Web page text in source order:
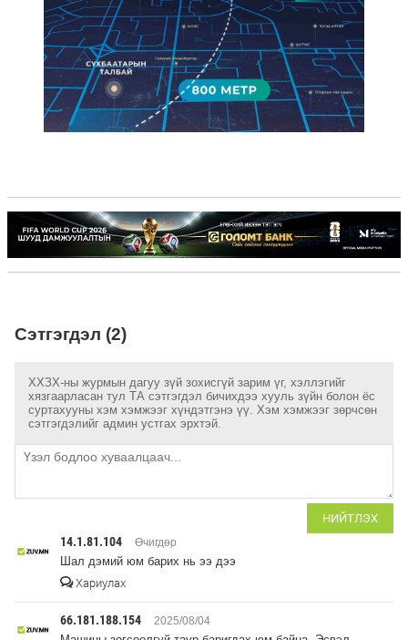
Сэтгэгдэл (2)
ХХЗХ-ны журмын дагуу зүй зохисгүй зарим үг, хэллэгийг
хязгаарласан тул ТА сэтгэгдэл бичихдээ хууль зүйн болон ёс
суртахууны хэм хэмжээг хүндэтгэнэ үү. Хэм хэмжээг зөрчсөн
сэтгэгдэлийг админ устгах эрхтэй.
НИЙТЛЭХ
14.1.81.104 Өчигдөр
Шал дэмий юм барих нь ээ дээ
Хариулах
66.181.188.154 2025/08/04